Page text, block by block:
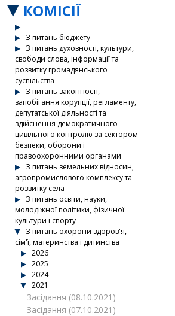
КОМІСІЇ
З питань бюджету
З питань духовності, культури,
свободи слова, інформації та
розвитку громадянського
суспільства
З питань законності,
запобігання корупції, регламенту,
депутатської діяльності та
здійснення демократичного
цивільного контролю за сектором
безпеки, оборони і
правоохоронними органами
З питань земельних відносин,
агропромислового комплексу та
розвитку села
З питань освіти, науки,
молодіжної політики, фізичної
культури і спорту
З питань охорони здоров'я,
сім'ї, материнства і дитинства
2026
2025
2024
2021
Засідання (08.10.2021)
Засідання (07.10.2021)